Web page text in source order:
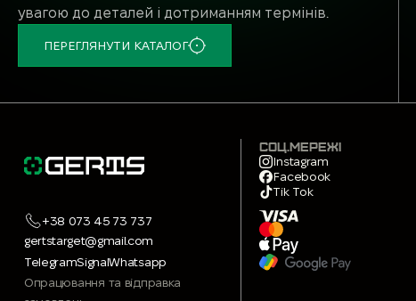
увагою до деталей і дотриманням термінів.
ПЕРЕГЛЯНУТИ КАТАЛОГ
+38 073 45 73 737
gertstarget@gmail.com
TelegramSignalWhatsapp
Опрацювання та відправка
СОЦ.МЕРЕЖІ
Instagram
Facebook
Tik Tok